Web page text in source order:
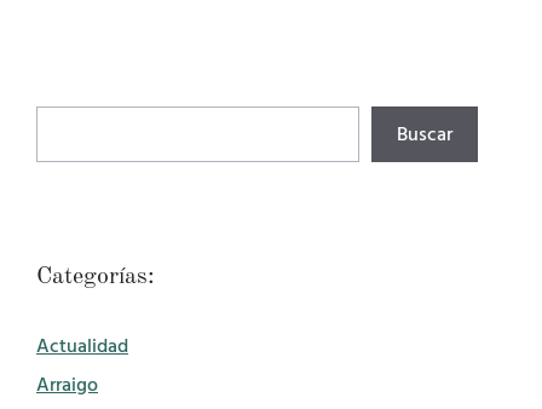
Buscar
Categorías:
Actualidad
Arraigo